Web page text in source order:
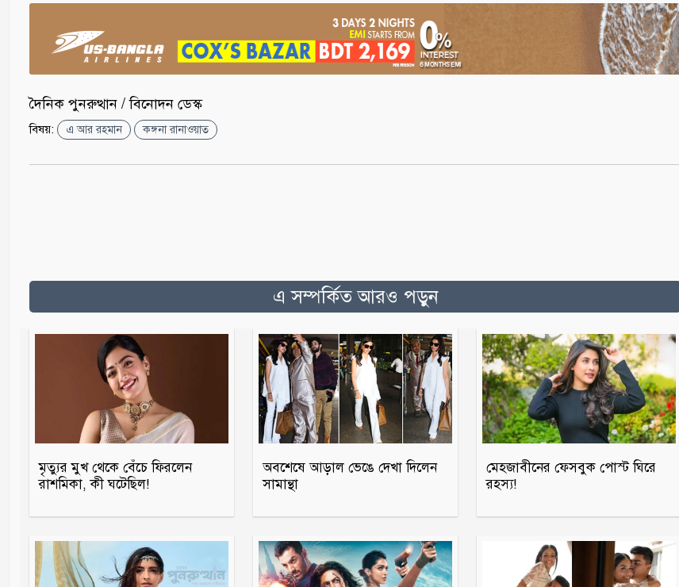
দৈনিক পুনরুত্থান / বিনোদন ডেস্ক
বিষয়: এ আর রহমান কঙ্গনা রানাওয়াত
এ সম্পর্কিত আরও পড়ুন
মৃত্যুর মুখ থেকে বেঁচে ফিরলেন
রাশমিকা, কী ঘটেছিল!
অবশেষে আড়াল ভেঙে দেখা দিলেন
সামান্থা
মেহজাবীনের ফেসবুক পোস্ট ঘিরে
রহস্য!